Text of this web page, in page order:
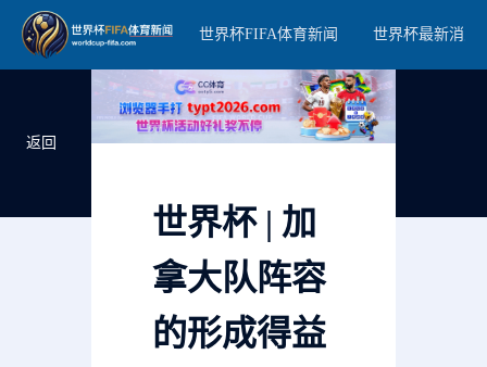
世界杯FIFA体育新闻 世界杯最新消息
返回
世界杯 | 加
拿大队阵容
的形成得益